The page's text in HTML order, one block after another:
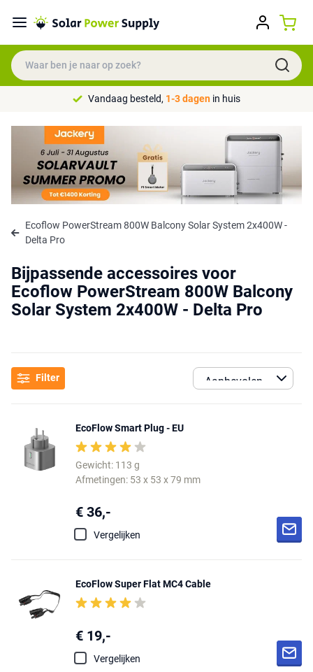
Vandaag besteld, 1-3 dagen in huis
Ecoflow PowerStream 800W Balcony Solar System 2x400W -
Delta Pro
Bijpassende accessoires voor
Ecoflow PowerStream 800W Balcony
Solar System 2x400W - Delta Pro
Filter
EcoFlow Smart Plug - EU
Gewicht: 113 g
Afmetingen: 53 x 53 x 79 mm
€ 36,-
Vergelijken
EcoFlow Super Flat MC4 Cable
€ 19,-
Vergelijken